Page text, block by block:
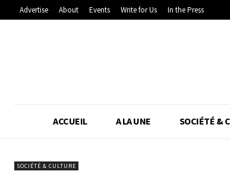
Advertise About Events Write for Us In the Press
ACCUEIL A LA UNE SOCIÉTÉ &
SOCIÉTÉ & CULTURE